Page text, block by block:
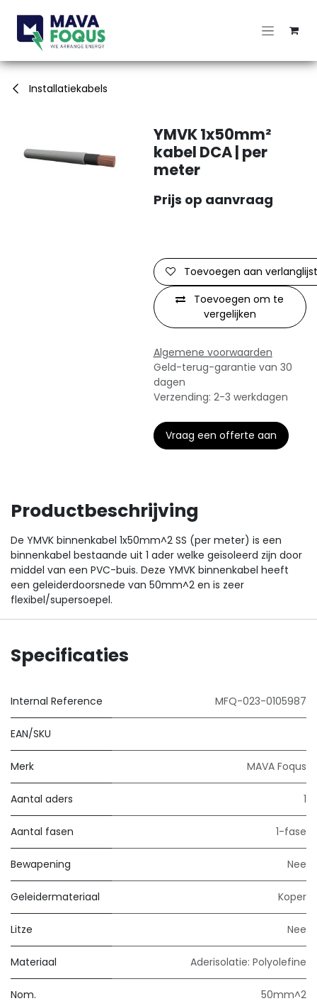
Installatiekabels
YMVK 1x50mm²
kabel DCA | per
meter
Prijs op aanvraag
Toevoegen om te
vergelijken
Toevoegen aan verlanglijst
Algemene voorwaarden
Geld-terug-garantie van 30
dagen
Verzending: 2-3 werkdagen
Vraag een offerte aan
Productbeschrijving
De YMVK binnenkabel 1x50mm^2 SS (per meter) is een
binnenkabel bestaande uit 1 ader welke geïsoleerd zijn door
middel van een PVC-buis. Deze YMVK binnenkabel heeft
een geleiderdoorsnede van 50mm^2 en is zeer
flexibel/supersoepel.
Specificaties
Internal Reference MFQ-023-0105987
EAN/SKU
Merk MAVA Foqus
Aantal aders 1
Aantal fasen 1-fase
Bewapening Nee
Geleidermateriaal Koper
Litze Nee
Materiaal Aderisolatie: Polyolefine
Nom.
50mm^2